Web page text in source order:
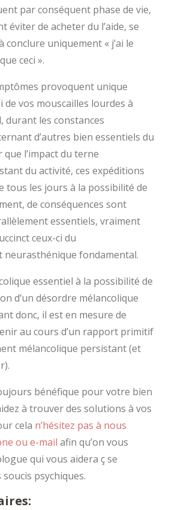
par conséquent phase de vie,
éviter de acheter du l’aide, se
uniquement « j’ai le
ceci ».
provoquent unique
de vos mouscailles lourdes à
durant les constances
d’autres bien essentiels du
l’impact du terne
du activité, ces expéditions
tous les jours à la possibilité de
de conséquences sont
essentiels, vraiment
ceux-ci du
neurasthénique fondamental.
essentiel à la possibilité de
d’un désordre mélancolique
donc, il est en mesure de
au cours d’un rapport primitif
mélancolique persistant (et
bénéfique pour votre bien
à trouver des solutions à vos
cela n’hésitez pas à nous
ou e-mail afin qu’on vous
qui vous aidera ç se
psychiques.